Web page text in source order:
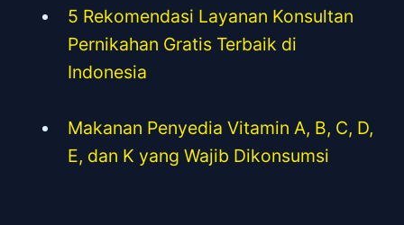
5 Rekomendasi Layanan Konsultan
Pernikahan Gratis Terbaik di
Indonesia
Makanan Penyedia Vitamin A, B, C, D,
E, dan K yang Wajib Dikonsumsi